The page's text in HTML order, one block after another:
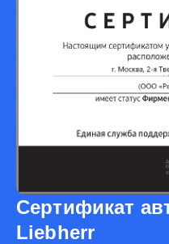
Сертификат
Liebherr